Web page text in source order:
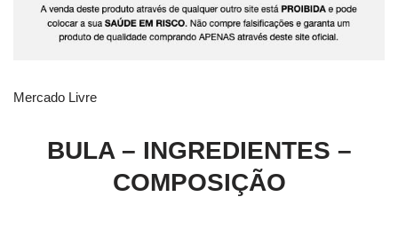
Mercado Livre
BULA – INGREDIENTES –
COMPOSIÇÃO